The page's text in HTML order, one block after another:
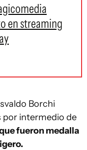
en streaming
Borchi
por intermedio de
fueron medalla